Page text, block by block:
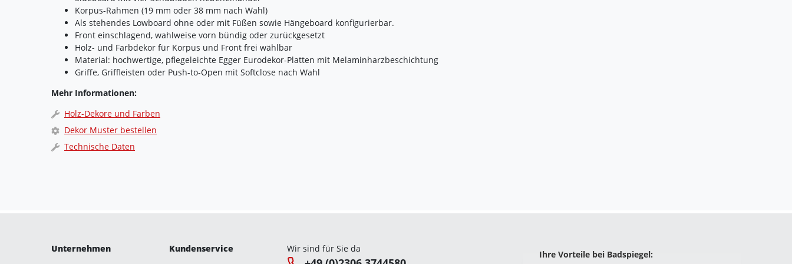
Korpus-Rahmen (19 mm oder 38 mm nach Wahl)
Als stehendes Lowboard ohne oder mit Füßen sowie Hängeboard konfigurierbar.
Front einschlagend, wahlweise vorn bündig oder zurückgesetzt
Holz- und Farbdekor für Korpus und Front frei wählbar
Material: hochwertige, pflegeleichte Egger Eurodekor-Platten mit Melaminharzbeschichtung
Griffe, Griffleisten oder Push-to-Open mit Softclose nach Wahl
Mehr Informationen:
Holz-Dekore und Farben
Dekor Muster bestellen
Technische Daten
Unternehmen Kundenservice Wir sind für Sie da
Ihre Vorteile bei Badspiegel: